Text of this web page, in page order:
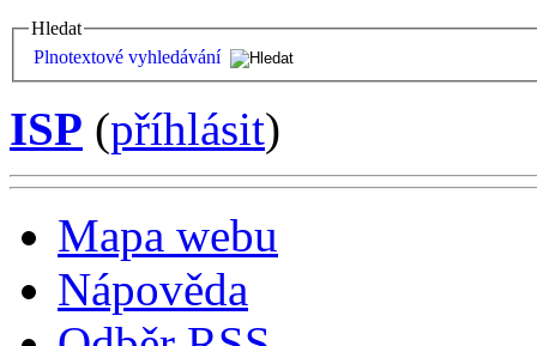
Hledat
Plnotextové vyhledávání
ISP (příhlásit)
Mapa webu
Nápověda